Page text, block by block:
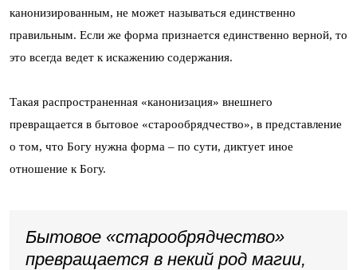
канонизированным, не может называться единственно
правильным. Если же форма признается единственно верной, то
это всегда ведет к искажению содержания.
Такая распространенная «канонизация» внешнего
превращается в бытовое «старообрядчество», в представление
о том, что Богу нужна форма – по сути, диктует иное
отношение к Богу.
Бытовое «старообрядчество»
превращается в некий род магии,